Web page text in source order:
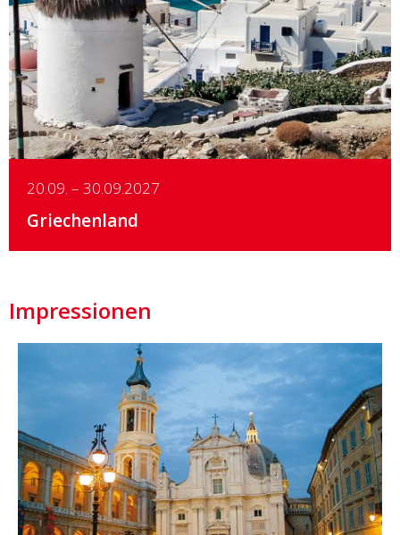
20.09. – 30.09.2027
Griechenland
Details
Impressionen